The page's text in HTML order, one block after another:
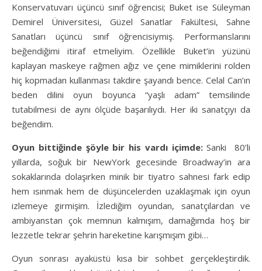
Konservatuvarı üçüncü sınıf öğrencisi; Buket ise Süleyman
Demirel Üniversitesi, Güzel Sanatlar Fakültesi, Sahne
Sanatları üçüncü sınıf öğrencisiymiş. Performanslarını
beğendiğimi itiraf etmeliyim. Özellikle Buket’in yüzünü
kaplayan maskeye rağmen ağız ve çene mimiklerini rolden
hiç kopmadan kullanması takdire şayandı bence. Celal Can’ın
beden dilini oyun boyunca “yaşlı adam” temsilinde
tutabilmesi de aynı ölçüde başarılıydı. Her iki sanatçıyı da
beğendim.
Oyun bittiğinde şöyle bir his vardı içimde:Sanki 80’li
yıllarda, soğuk bir NewYork gecesinde Broadway’in ara
sokaklarında dolaşırken minik bir tiyatro sahnesi fark edip
hem ısınmak hem de düşüncelerden uzaklaşmak için oyun
izlemeye girmişim. İzlediğim oyundan, sanatçılardan ve
ambiyanstan çok memnun kalmışım, damağımda hoş bir
lezzetle tekrar şehrin hareketine karışmışım gibi…
Oyun sonrası ayaküstü kısa bir sohbet gerçekleştirdik.